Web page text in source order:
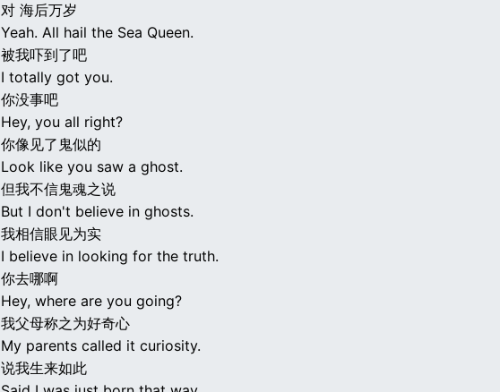
对 海后万岁
Yeah. All hail the Sea Queen.
被我吓到了吧
I totally got you.
你没事吧
Hey, you all right?
你像见了鬼似的
Look like you saw a ghost.
但我不信鬼魂之说
But I don't believe in ghosts.
我相信眼见为实
I believe in looking for the truth.
你去哪啊
Hey, where are you going?
我父母称之为好奇心
My parents called it curiosity.
说我生来如此